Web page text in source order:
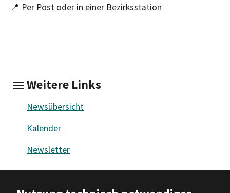
📍 Per Post oder in einer Bezirksstation
Weitere Links
Newsübersicht
Kalender
Newsletter